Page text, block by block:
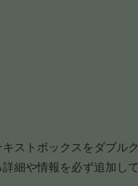
ストボックスをダブル
細や情報を必ず追加して